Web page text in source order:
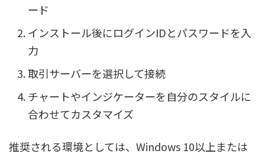
ード
インストール後にログインIDとパスワードを入
力
取引サーバーを選択して接続
チャートやインジケーターを自分のスタイルに
合わせてカスタマイズ
推奨される環境としては、Windows 10以上または